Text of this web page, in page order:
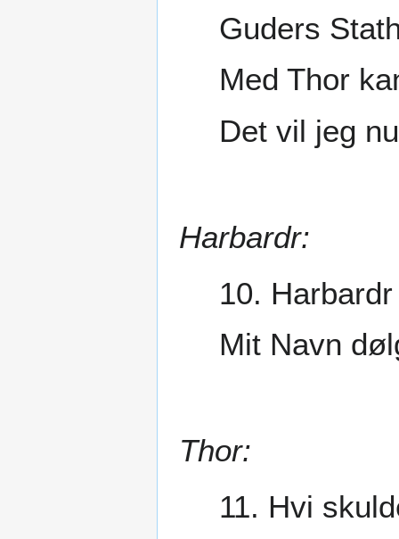
Guders
Med Thor
Det vil jeg
Harbardr:
10.
Mit Navn
Thor:
11. Hvi